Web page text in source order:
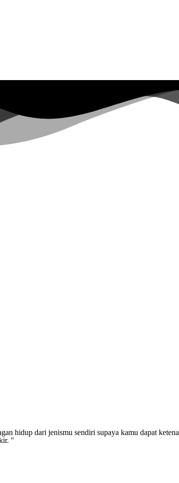
hidup dari jenismu sendiri supaya kamu dapat
"